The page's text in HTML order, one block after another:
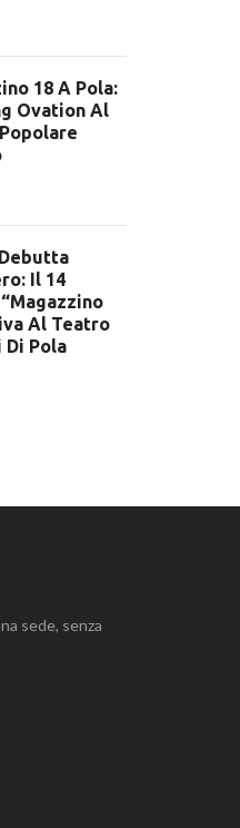
18 A Pola:
Ovation Al
Il 14
Al Teatro
Di Pola
sede, senza